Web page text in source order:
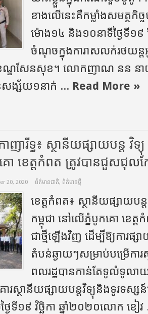
ខាងលើនេះគឺកម្លាំងសមត្ថកិច្
ម៉ោង១៤ និង១០នាទីថ្ងៃទី១៩
ចំណុចក្នុងការាសលក់រថយន្
ណ្ឌសែនសុខ។ លោកញាណ នន នា
សង្ស័យ១នាក់ ... Read More »
ារីទ្ធ៖ ស្ថានីយផ្សាយបន្ត វិទ្
ោ ខេត្តកំពត ត្រូវបានជួសជុលក
20, 2020 ព័ត៌មានជាតិ, ព័ត៌មានថ្មី
ខេត្តកំពត៖ ស្ថានីយផ្សាយបន្
កម្ពុជា នៅលើភ្នំបូកគោ ខេត្
ជាថ្មីឡើងវិញ ដើម្បីឱ្យការផ្
តំបន់ឆ្ងាយៗសម្រាប់បម្រើកា
ពលរដ្ឋបានកាន់តែទូលំទូល
រស្ថានីយផ្សាយបន្តវិទ្យុនិងទូរទស្ស
ៃទី១៩ វិច្ឆិកា ឆ្នាំ២០២០លោក ខៀ